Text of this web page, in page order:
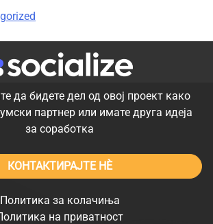
да бидете дел од овој проект како
партнер или имате друга идеја
за соработка
КОНТАКТИРАЈТЕ НÈ
Политика за колачиња
на приватност